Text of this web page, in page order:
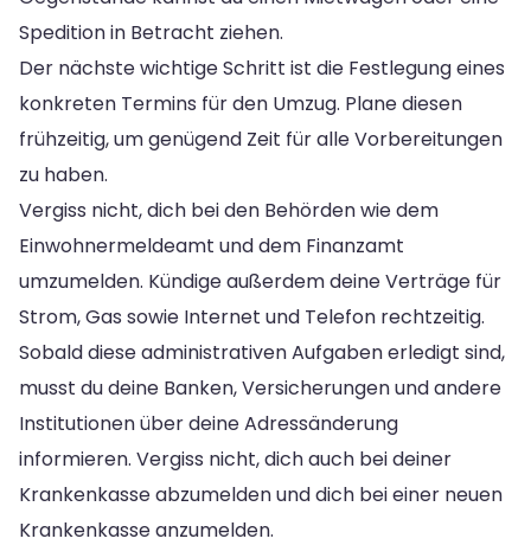
Spedition in Betracht ziehen.
Der nächste wichtige Schritt ist die Festlegung eines
konkreten Termins für den Umzug. Plane diesen
frühzeitig, um genügend Zeit für alle Vorbereitungen
zu haben.
Vergiss nicht, dich bei den Behörden wie dem
Einwohnermeldeamt und dem Finanzamt
umzumelden. Kündige außerdem deine Verträge für
Strom, Gas sowie Internet und Telefon rechtzeitig.
Sobald diese administrativen Aufgaben erledigt sind,
musst du deine Banken, Versicherungen und andere
Institutionen über deine Adressänderung
informieren. Vergiss nicht, dich auch bei deiner
Krankenkasse abzumelden und dich bei einer neuen
Krankenkasse anzumelden.